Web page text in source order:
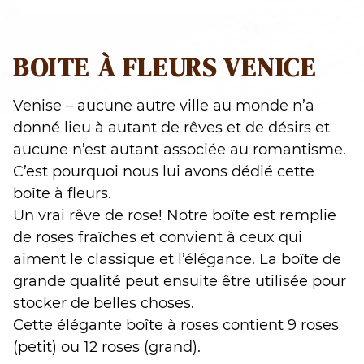
BOITE À FLEURS VENICE
Venise – aucune autre ville au monde n’a
donné lieu à autant de rêves et de désirs et
aucune n’est autant associée au romantisme.
C’est pourquoi nous lui avons dédié cette
boîte à fleurs.
Un vrai rêve de rose! Notre boîte est remplie
de roses fraîches et convient à ceux qui
aiment le classique et l’élégance. La boîte de
grande qualité peut ensuite être utilisée pour
stocker de belles choses.
Cette élégante boîte à roses contient 9 roses
(petit) ou 12 roses (grand).